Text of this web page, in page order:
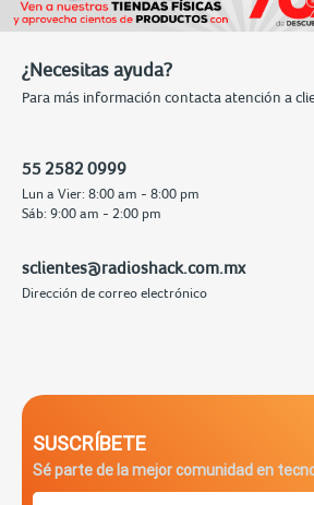
¿Necesitas ayuda?
Para más información contacta atención a
55 2582 0999
Lun a Vier: 8:00 am - 8:00 pm
Sáb: 9:00 am - 2:00 pm
sclientes@radioshack.com.mx
Dirección de correo electrónico
SUSCRÍBETE
Sé parte de la mejor comunidad en